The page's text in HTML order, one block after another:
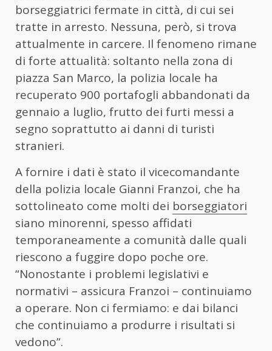
borseggiatrici fermate in città, di cui sei
tratte in arresto. Nessuna, però, si trova
attualmente in carcere. Il fenomeno rimane
di forte attualità: soltanto nella zona di
piazza San Marco, la polizia locale ha
recuperato 900 portafogli abbandonati da
gennaio a luglio, frutto dei furti messi a
segno soprattutto ai danni di turisti
stranieri.
A fornire i dati è stato il vicecomandante
della polizia locale Gianni Franzoi, che ha
sottolineato come molti dei borseggiatori
siano minorenni, spesso affidati
temporaneamente a comunità dalle quali
riescono a fuggire dopo poche ore.
“Nonostante i problemi legislativi e
normativi – assicura Franzoi – continuiamo
a operare. Non ci fermiamo: e dai bilanci
che continuiamo a produrre i risultati si
vedono”.